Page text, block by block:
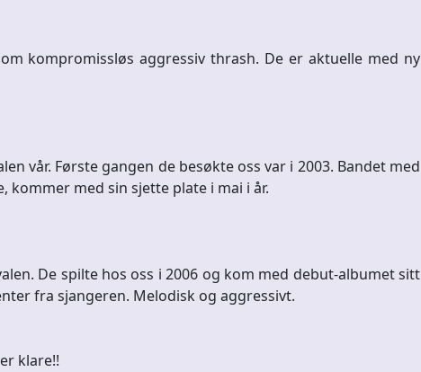
kompromissløs aggressiv thrash. De er aktuelle med ny
vår. Første gangen de besøkte oss var i 2003. Bandet med
med sin sjette plate i mai i år.
De spilte hos oss i 2006 og kom med debut-albumet sitt
fra sjangeren. Melodisk og aggressivt.
klare!!